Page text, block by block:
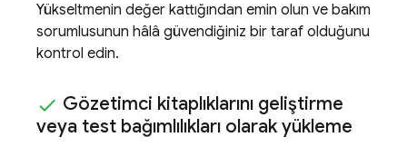
Yükseltmenin değer kattığından emin olun ve bakım
sorumlusunun hâlâ güvendiğiniz bir taraf olduğunu
kontrol edin.
Gözetimci kitaplıklarını geliştirme
veya test bağımlılıkları olarak yükleme